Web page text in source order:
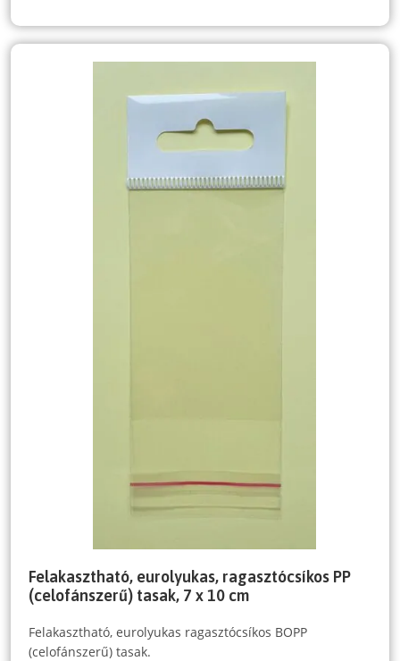
Felakasztható, eurolyukas, ragasztócsíkos PP
(celofánszerű) tasak, 7 x 10 cm
Felakasztható, eurolyukas ragasztócsíkos BOPP
(celofánszerű) tasak.